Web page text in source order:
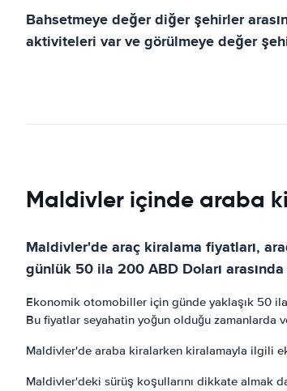
Bahsetmeye değer diğer şehirler
aktiviteleri var ve görülmeye değer
Maldivler içinde araba
Maldivler'de araç kiralama fiyatları,
günlük 50 ila 200 ABD Doları
Ekonomik otomobiller için günde yaklaşık 50
Bu fiyatlar seyahatin yoğun olduğu zamanlarda
Maldivler'de araba kiralarken kiralamayla ilgili
Maldivler'deki sürüş koşullarını dikkate almak